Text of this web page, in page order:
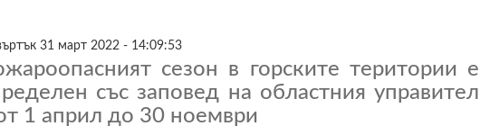
31 март 2022 - 14:09:53
сезон в горските територии е
със заповед на областния управител
1 април до 30 ноември